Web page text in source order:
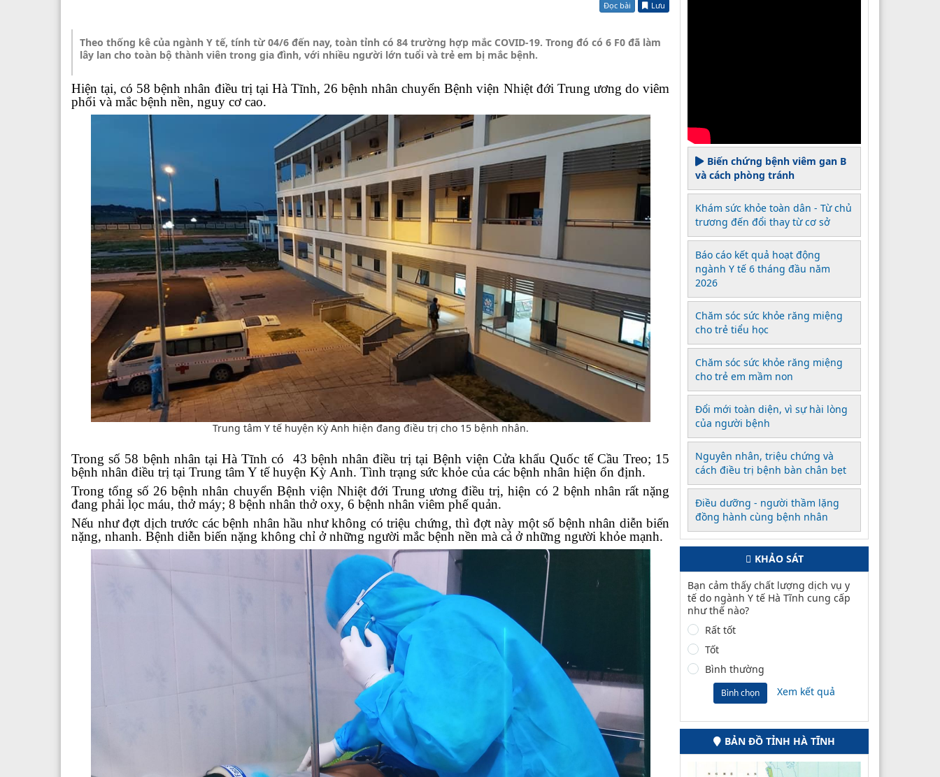
Đọc bài Lưu
Theo thống kê của ngành Y tế, tính từ 04/6 đến nay, toàn tỉnh có 84 trường hợp mắc COVID-19. Trong đó có 6 F0 đã làm
lây lan cho toàn bộ thành viên trong gia đình, với nhiều người lớn tuổi và trẻ em bị mắc bệnh.
Hiện tại, có 58 bệnh nhân điều trị tại Hà Tĩnh, 26 bệnh nhân chuyển Bệnh viện Nhiệt đới Trung ương do viêm
phổi và mắc bệnh nền, nguy cơ cao.
Trung tâm Y tế huyện Kỳ Anh hiện đang điều trị cho 15 bệnh nhân.
Trong số 58 bệnh nhân tại Hà Tĩnh có 43 bệnh nhân điều trị tại Bệnh viện Cửa khẩu Quốc tế Cầu Treo; 15
bệnh nhân điều trị tại Trung tâm Y tế huyện Kỳ Anh. Tình trạng sức khỏe của các bệnh nhân hiện ổn định.
Trong tổng số 26 bệnh nhân chuyển Bệnh viện Nhiệt đới Trung ương điều trị, hiện có 2 bệnh nhân rất nặng
đang phải lọc máu, thở máy; 8 bệnh nhân thở oxy, 6 bệnh nhân viêm phế quản.
Nếu như đợt dịch trước các bệnh nhân hầu như không có triệu chứng, thì đợt này một số bệnh nhân diễn biến
nặng, nhanh. Bệnh diễn biến nặng không chỉ ở những người mắc bệnh nền mà cả ở những người khỏe mạnh.
Biến chứng bệnh viêm gan B
và cách phòng tránh
Khám sức khỏe toàn dân - Từ chủ
trương đến đổi thay từ cơ sở
Báo cáo kết quả hoạt động
ngành Y tế 6 tháng đầu năm
2026
Chăm sóc sức khỏe răng miệng
cho trẻ tiểu học
Chăm sóc sức khỏe răng miệng
cho trẻ em mầm non
Đổi mới toàn diện, vì sự hài lòng
của người bệnh
Nguyên nhân, triệu chứng và
cách điều trị bệnh bàn chân bẹt
Điều dưỡng - người thầm lặng
đồng hành cùng bệnh nhân
KHẢO SÁT
Bạn cảm thấy chất lượng dịch vụ y
tế do ngành Y tế Hà Tĩnh cung cấp
như thế nào?
Rất tốt
Tốt
Bình thường
Bình chọn Xem kết quả
BẢN ĐỒ TỈNH HÀ TĨNH